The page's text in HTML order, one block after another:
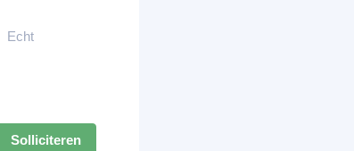
Echt
Solliciteren